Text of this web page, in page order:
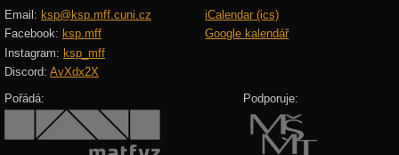
Email: ksp@ksp.mff.cuni.cz
Facebook: ksp.mff
Instagram: ksp_mff
Discord: AvXdx2X
iCalendar (ics)
Google kalendář
Pořádá: Podporuje: